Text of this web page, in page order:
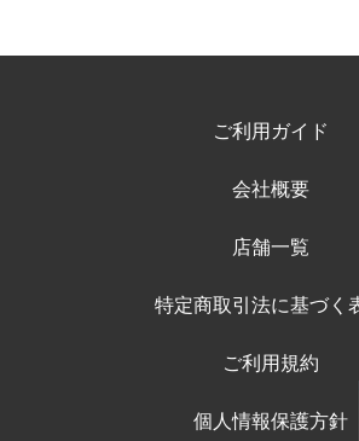
ご利用ガイド
会社概要
店舗一覧
特定商取引法に基づく
ご利用規約
個人情報保護方針